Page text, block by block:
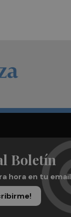
Boletín
hora en tu email